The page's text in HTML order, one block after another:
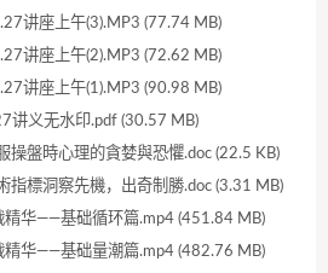
讲座上午(3).MP3 (77.74 MB)
讲座上午(2).MP3 (72.62 MB)
讲座上午(1).MP3 (90.98 MB)
义无水印.pdf (30.57 MB)
盤時心理的貪婪與恐懼.doc (22.5 KB)
標洞察先機，出奇制勝.doc (3.31 MB)
华——基础循环篇.mp4 (451.84 MB)
华——基础量潮篇.mp4 (482.76 MB)